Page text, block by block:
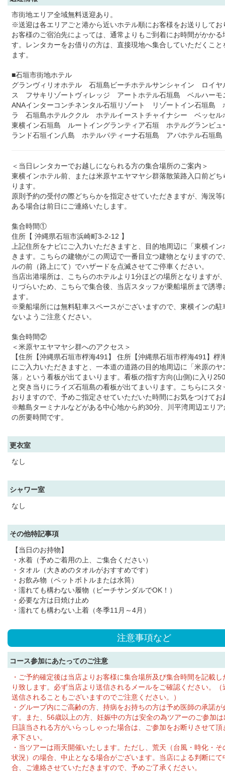
市街地エリア全域無料送迎あり。
※送迎は各エリアごと港から近いホテル順にお客様をお送りしてお
お客様のご宿泊先によっては、通常よりもご到着にお時間がかかる
す。レンタカーをお借りの方は、直接現地へ集合していただくこと
ます。
■石垣市街地ホテル
グランヴィリオホテル 石垣島ビーチホテルサンシャイン ロイヤ
ス フサキリゾートヴィレッジ アートホテル石垣島 ベルハー
ANAインターコンチネンタル石垣リゾート リゾートイン石垣島
ラ 石垣島ホテルククル ホテルイーストチャイナシー ベッセ
東横イン石垣島 ルートイングランティア石垣 ホテルグランビ
ランド石垣イン八島 ホテルパティーナ石垣島 アパホテル石垣
＜当日レンタカーでお越しになられる方の集合場所のご案内＞
東横インホテル前、または米原ヤエヤマヤシ群落散策路入口前どち
ります。
原則予約の受付の際どちらかを指定させていただきますが、海況
ある場合は前日にご連絡いたします。
集合時間①
住所【 沖縄県石垣市浜崎町3-2-12 】
上記住所をナビにご入力いただきますと、目的地周辺に「東横イ
きます。こちらの建物がこの周辺で一番目立つ建物となりますの
ルの前（路上にて）でハザードを点滅させてご停車ください。
当店出港場所は、こちらのホテルより1分ほどの場所となりますが
りづらいため、こちらで集合後、当店スタッフが乗船場所まで誘
ます。
※乗船場所には無料駐車スペースがございますので、東横インの駐
ないようご注意ください。
集合時間②
＜米原ヤエヤマヤシ群へのアクセス＞
【住所【沖縄県石垣市桴海491】 住所【沖縄県石垣市桴海491】桴
にご入力いただきますと、一本道の道路の目的地周辺に「米原のヤ
落」という看板が出てまいります。看板の指す方向(山側)に入り
と突き当りにライズ石垣島の看板が出てまいります。こちらにス
おりますので、予めご指定させていただいた時間にお気をつけてお
※離島ターミナルなどがある中心地から約30分、川平湾周辺エリ
の所要時間です。
更衣室
なし
シャワー室
なし
その他特記事項
【当日のお持物】
・水着（予めご着用の上、ご集合ください）
・タオル（大きめのタオルがおすすめです）
・お飲み物（ペットボトルまたは水筒）
・濡れても構わない履物（ビーチサンダルでOK！）
・必要な方は日焼け止め
・濡れても構わない上着（冬季11月～4月）
注意事項など
コース参加にあたってのご注意
・ご予約確定後は当店よりお客様に集合場所及び集合時間を記載
り致します。必ず当店より送信されるメールをご確認ください。
送信されることもございますのでご注意ください。）
・グループ内にご高齢の方、持病をお持ちの方は予め医師の承諾
す。また、56歳以上の方、妊娠中の方は安全の為ツアーのご参加
日該当される方がいらっしゃった場合は、ご参加をお断りさせて
承下さい。
・当ツアーは雨天開催いたします。ただし、荒天（台風・時化・
状況）の場合、中止となる場合がございます。当店による判断にて
合、ご連絡させていただきますので、予めご了承ください。